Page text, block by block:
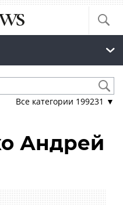
Все категории 199231 ▼
Андрей